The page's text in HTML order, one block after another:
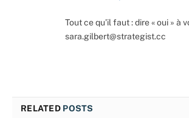
Tout ce qu’il faut : dire « oui » à
sara.gilbert@strategist.cc
RELATED POSTS